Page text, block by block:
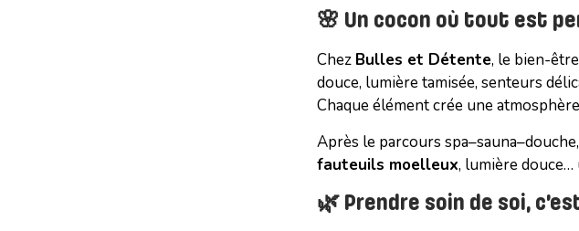
🌸 Un cocon où tout est
Chez Bulles et Détente, le bien-
douce, lumière tamisée, senteurs
Chaque élément crée une atmosphère
Après le parcours spa–sauna–douche,
fauteuils moelleux, lumière
🌿Prendre soin de soi,